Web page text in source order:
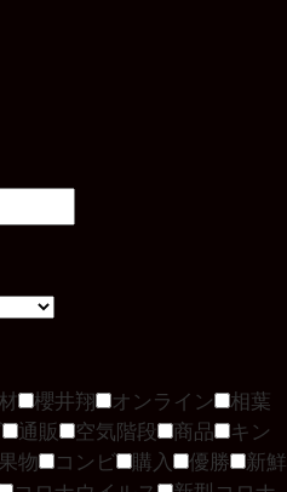
櫻井翔 オンライン
相葉
通販 空気階段 商品
キン
果物 コンビ 購入 優勝
新鮮